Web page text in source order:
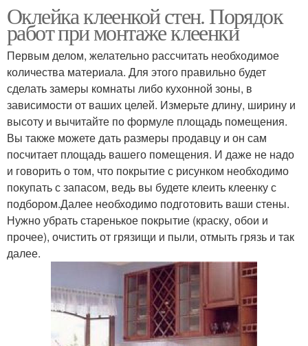
Оклейка клеенкой стен. Порядок
работ при монтаже клеенки
Первым делом, желательно рассчитать необходимое
количества материала. Для этого правильно будет
сделать замеры комнаты либо кухонной зоны, в
зависимости от ваших целей. Измерьте длину, ширину и
высоту и вычитайте по формуле площадь помещения.
Вы также можете дать размеры продавцу и он сам
посчитает площадь вашего помещения. И даже не надо
и говорить о том, что покрытие с рисунком необходимо
покупать с запасом, ведь вы будете клеить клеенку с
подбором.Далее необходимо подготовить ваши стены.
Нужно убрать старенькое покрытие (краску, обои и
прочее), очистить от грязищи и пыли, отмыть грязь и так
далее.